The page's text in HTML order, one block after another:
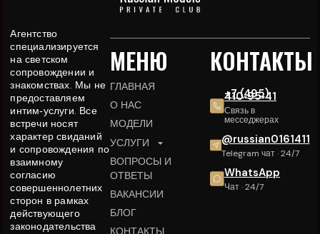
Агентство
специализируется
на светском
сопровождении и
знакомствах. Мы не
предоставляем
интим‑услуги. Все
встречи носят
характер свиданий
и сопровождения по
взаимному
согласию
совершеннолетних
сторон в рамках
действующего
законодательства
МЕНЮ
ГЛАВНАЯ
О НАС
МОДЕЛИ
УСЛУГИ
ВОПРОСЫ И
ОТВЕТЫ
ВАКАНСИИ
БЛОГ
КОНТАКТЫ
КОНТАКТЫ
+7 (495)
410‑95‑41
Связь в
месседжерах
@russian0161411
Telegram чат · 24/7
WhatsApp
Чат · 24/7